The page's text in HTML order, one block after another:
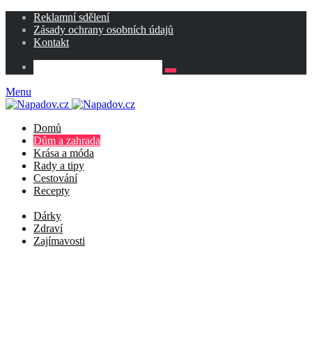
Reklamní sdělení
Zásady ochrany osobních údajů
Kontakt
Menu
Domů
Dům a zahrada
Krása a móda
Rady a tipy
Cestování
Recepty
Dárky
Zdraví
Zajímavosti